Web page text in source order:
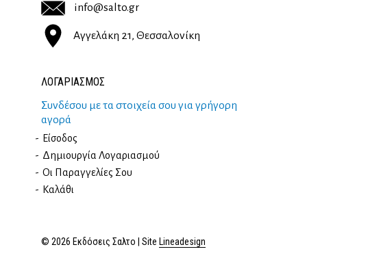
info@salto.gr
Αγγελάκη 21, Θεσσαλονίκη
ΛΟΓΑΡΙΑΣΜΟΣ
Συνδέσου με τα στοιχεία σου για γρήγορη
αγορά
Είσοδος
Δημιουργία Λογαριασμού
Οι Παραγγελίες Σου
Καλάθι
© 2026 Εκδόσεις Σαλτο | Site Lineadesign